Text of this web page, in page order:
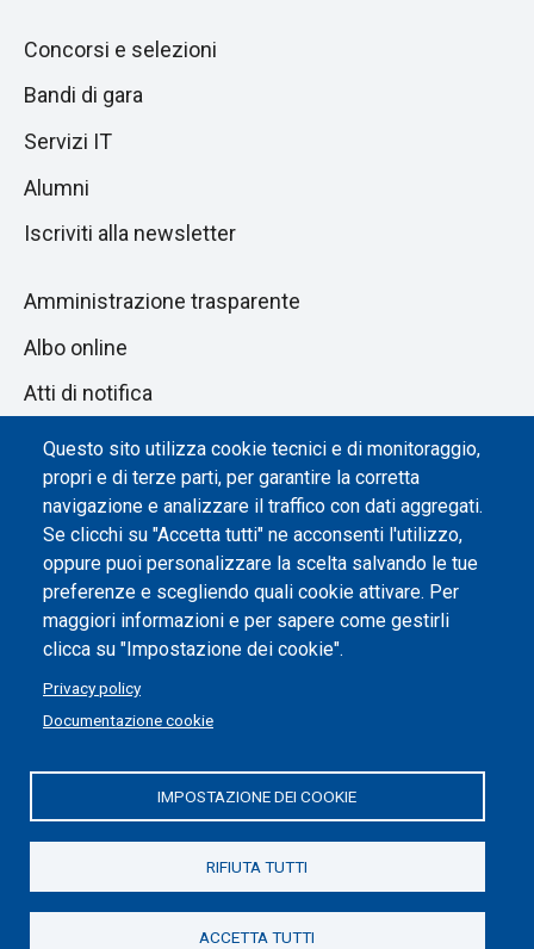
Questo sito utilizza cookie tecnici e di monitoraggio,
propri e di terze parti, per garantire la corretta
navigazione e analizzare il traffico con dati aggregati.
Se clicchi su "Accetta tutti" ne acconsenti l'utilizzo,
oppure puoi personalizzare la scelta salvando le tue
preferenze e scegliendo quali cookie attivare. Per
maggiori informazioni e per sapere come gestirli
clicca su "Impostazione dei cookie".
Privacy policy
Documentazione cookie
IMPOSTAZIONE DEI COOKIE
RIFIUTA TUTTI
ACCETTA TUTTI
Concorsi e selezioni
Bandi di gara
Servizi IT
Alumni
Iscriviti alla newsletter
Amministrazione trasparente
Albo online
Atti di notifica
Dichiarazione di accessibilità
Impostazione dei cookie
Politecnico di Torino | Corso Duca degli Abruzzi, 24 | 10129
Torino, ITALIA | P.IVA/C.F. 00518460019 | PEC
politecnicoditorino@pec.polito.it